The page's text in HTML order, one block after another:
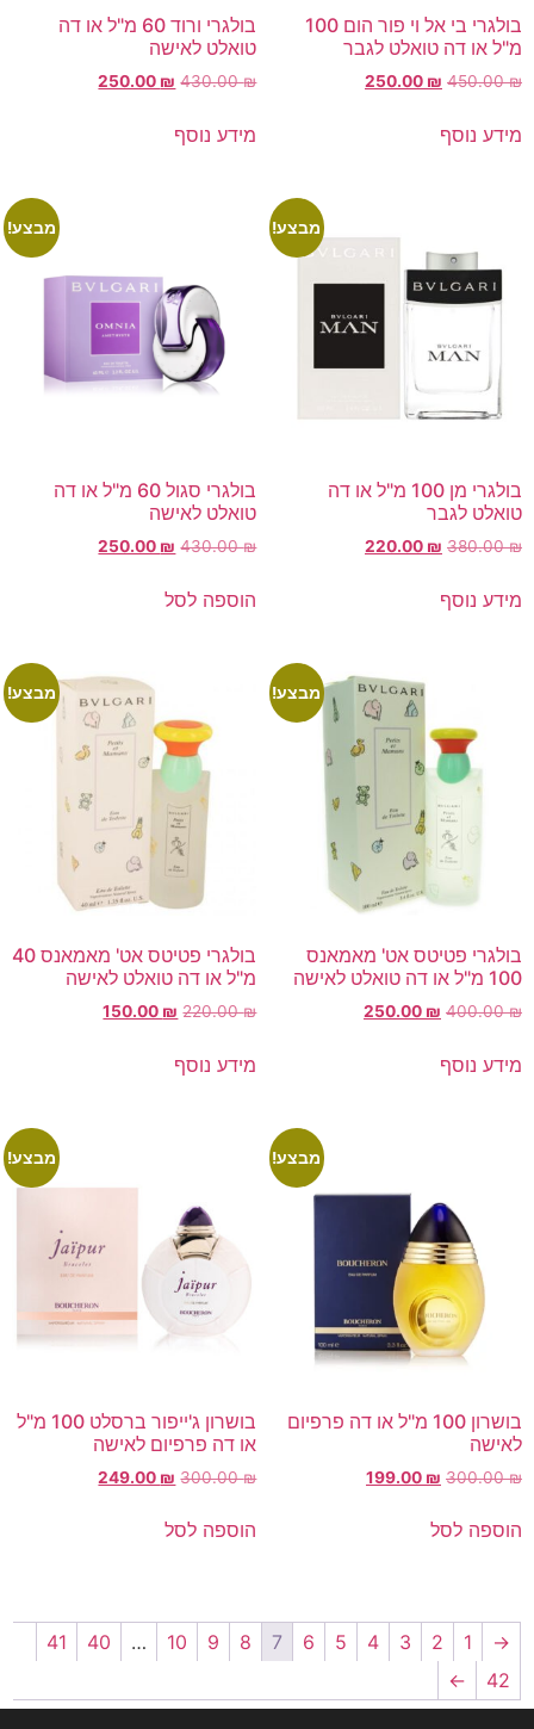
בולגרי בי אל וי פור הום 100
מ"ל או דה טואלט לגבר
450.00₪
250.00 ₪
מידע נוסף
בולגרי ורוד 60 מ"ל או דה
טואלט לאישה
430.00₪
250.00 ₪
מידע נוסף
מבצע!
בולגרי מן 100 מ"ל או דה
טואלט לגבר
380.00₪
220.00 ₪
מידע נוסף
מבצע!
בולגרי סגול 60 מ"ל או דה
טואלט לאישה
430.00₪
250.00 ₪
הוספה לסל
מבצע!
בולגרי פטיטס אט' מאמאנס
100 מ"ל או דה טואלט לאישה
400.00₪
250.00 ₪
מידע נוסף
מבצע!
בולגרי פטיטס אט' מאמאנס 40
מ"ל או דה טואלט לאישה
220.00₪
150.00 ₪
מידע נוסף
מבצע!
בושרון 100 מ"ל או דה פרפיום
לאישה
300.00₪
199.00 ₪
הוספה לסל
מבצע!
בושרון ג'ייפור ברסלט 100 מ"ל
או דה פרפיום לאישה
300.00₪
249.00 ₪
הוספה לסל
→
1
2
3
4
5
6
7
8
9
10
…
40
41
42
←